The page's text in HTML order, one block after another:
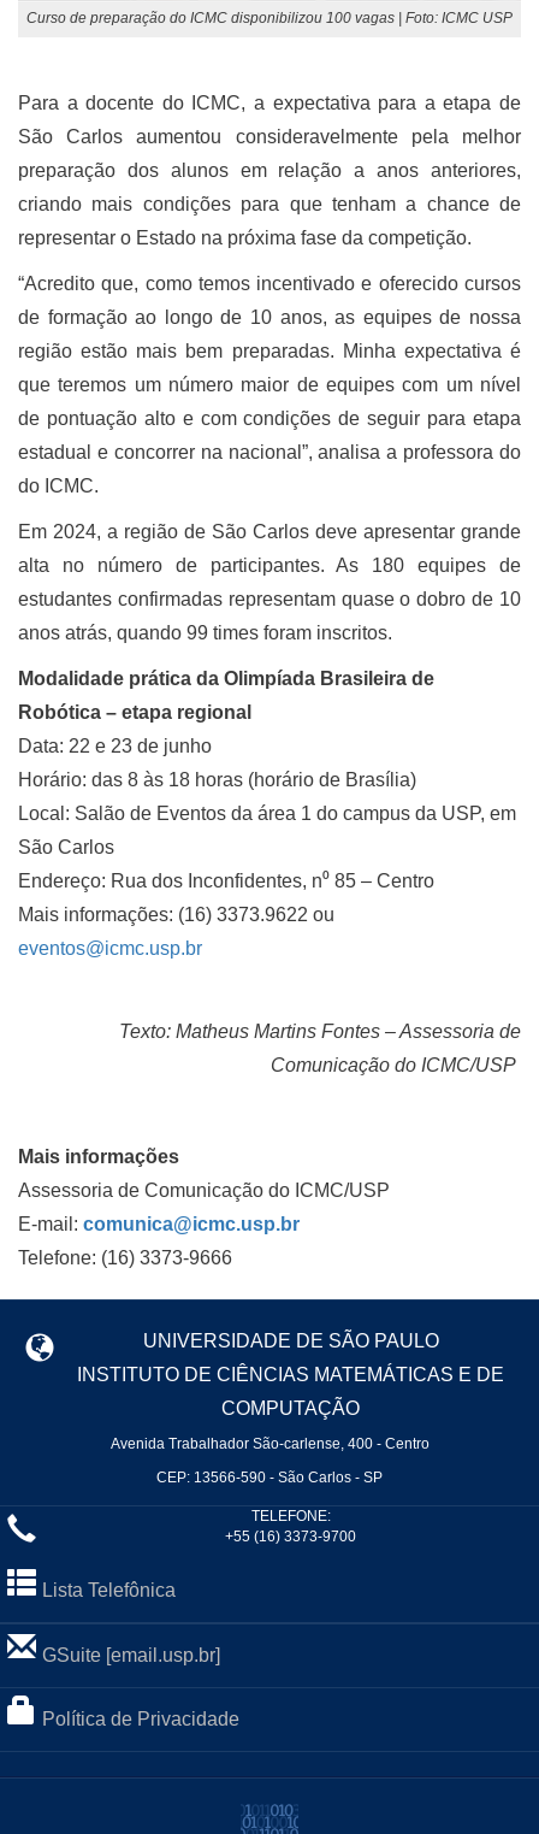
Curso de preparação do ICMC disponibilizou 100 vagas | Foto: ICMC USP
Para a docente do ICMC, a expectativa para a etapa de
São Carlos aumentou consideravelmente pela melhor
preparação dos alunos em relação a anos anteriores,
criando mais condições para que tenham a chance de
representar o Estado na próxima fase da competição.
“Acredito que, como temos incentivado e oferecido cursos
de formação ao longo de 10 anos, as equipes de nossa
região estão mais bem preparadas. Minha expectativa é
que teremos um número maior de equipes com um nível
de pontuação alto e com condições de seguir para etapa
estadual e concorrer na nacional”, analisa a professora do
do ICMC.
Em 2024, a região de São Carlos deve apresentar grande
alta no número de participantes. As 180 equipes de
estudantes confirmadas representam quase o dobro de 10
anos atrás, quando 99 times foram inscritos.
Modalidade prática da Olimpíada Brasileira de
Robótica – etapa regional
Data: 22 e 23 de junho
Horário: das 8 às 18 horas (horário de Brasília)
Local: Salão de Eventos da área 1 do campus da USP, em
São Carlos
Endereço: Rua dos Inconfidentes, n⁰ 85 – Centro
Mais informações: (16) 3373.9622 ou
eventos@icmc.usp.br
Texto: Matheus Martins Fontes – Assessoria de
Comunicação do ICMC/USP
Mais informações
Assessoria de Comunicação do ICMC/USP
E-mail: comunica@icmc.usp.br
Telefone: (16) 3373-9666
UNIVERSIDADE DE SÃO PAULO
INSTITUTO DE CIÊNCIAS MATEMÁTICAS E DE
COMPUTAÇÃO
Avenida Trabalhador São-carlense, 400 - Centro
CEP: 13566-590 - São Carlos - SP
TELEFONE:
+55 (16) 3373-9700
Lista Telefônica
GSuite [email.usp.br]
Política de Privacidade